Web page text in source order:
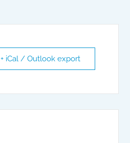
+ iCal / Outlook export